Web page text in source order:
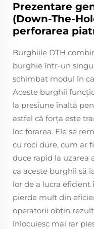
Prezentare
(Down-The-
perforarea
Burghiile DTH
burghie într-un
schimbat modul în
Aceste burghii
la presiune înaltă
astfel că forța este
loc forarea. Ele se
cu roci dure, cum ar
duce rapid la uzarea
ca aceste burghii să
lor de a lucra
pierde mult din
operatorii obțin
înlocuiesc mai rar